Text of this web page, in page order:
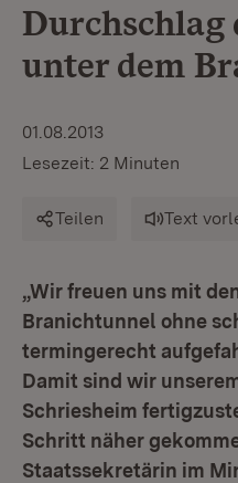
Durchschlag
unter dem
01.08.2013
Lesezeit: 2 Minuten
Teilen Text
„Wir freuen uns mit
Branichtunnel ohne
termingerecht
Damit sind wir
Schriesheim
Schritt näher
Staatssekretärin im